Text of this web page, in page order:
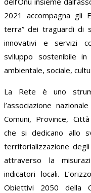
2021 accompagna gli
terra” dei traguardi di
innovativi e servizi
sviluppo sostenibile
ambientale, sociale,
La Rete è uno
l’associazione
Comuni, Province,
che si dedicano allo
territorializzazione
attraverso la
indicatori locali.
Obiettivi 2050 della